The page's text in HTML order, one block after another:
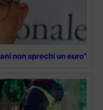
non sprechi un euro”